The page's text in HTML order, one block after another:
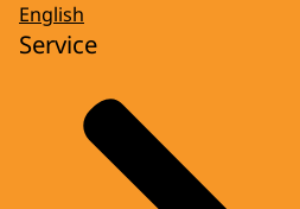
English
Service